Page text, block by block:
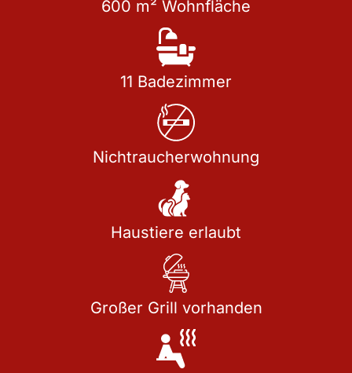
600 m²​ Wohnfläche​
11 Badezimmer
Nicht­raucher­wohnung
Haustiere erlaubt
Großer Grill vorhanden